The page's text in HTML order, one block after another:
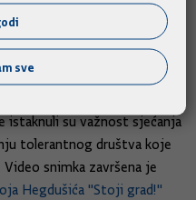
Hrvatske je na
Twitteru) objavila video
škole Izidora
svoje dojmove o Školi mira
istaknuli su važnost sjećanja
tolerantnog društva koje
snimka završena je
Hegdušića "Stoji grad!"
sve